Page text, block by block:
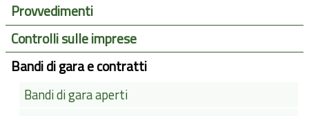
Provvedimenti
Controlli sulle imprese
Bandi di gara e contratti
Bandi di gara aperti